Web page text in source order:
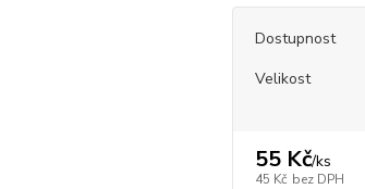
Dostupnost
Velikost
55 Kč/ks
45 Kč bez DPH